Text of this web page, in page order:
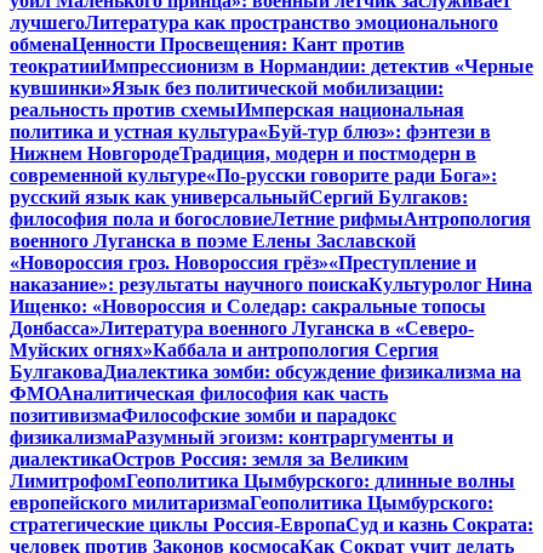
лучшегоЛитература как пространство эмоционального
обменаЦенности Просвещения: Кант против
теократииИмпрессионизм в Нормандии: детектив «Черные
кувшинки»Язык без политической мобилизации:
реальность против схемыИмперская национальная
политика и устная культура«Буй-тур блюз»: фэнтези в
Нижнем НовгородеТрадиция, модерн и постмодерн в
современной культуре«По-русски говорите ради Бога»:
русский язык как универсальныйСергий Булгаков:
философия пола и богословиеЛетние рифмыАнтропология
военного Луганска в поэме Елены Заславской
«Новороссия гроз. Новороссия грёз»«Преступление и
наказание»: результаты научного поискаКультуролог Нина
Ищенко: «Новороссия и Соледар: сакральные топосы
Донбасса»Литература военного Луганска в «Северо-
Муйских огнях»Каббала и антропология Сергия
БулгаковаДиалектика зомби: обсуждение физикализма на
ФМОАналитическая философия как часть
позитивизмаФилософские зомби и парадокс
физикализмаРазумный эгоизм: контраргументы и
диалектикаОстров Россия: земля за Великим
ЛимитрофомГеополитика Цымбурского: длинные волны
европейского милитаризмаГеополитика Цымбурского:
стратегические циклы Россия-ЕвропаСуд и казнь Сократа:
человек против Законов космосаКак Сократ учит делать